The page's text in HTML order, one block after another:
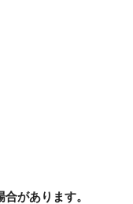
があります。